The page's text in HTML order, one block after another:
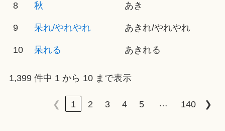
8 秋 あき
9 呆れ/やれやれ あきれ/やれやれ
10 呆れる あきれる
1,399 件中 1 から 10 まで表示
❮ 1 2 3 4 5 … 140 ❯